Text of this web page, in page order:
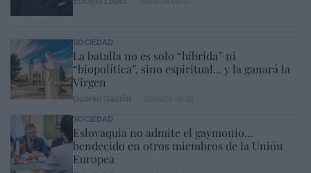
SOCIEDAD
La batalla no es solo “híbrida” ni
“biopolítica”, sino espiritual... y la ganará la
Virgen
SOCIEDAD
Eslovaquia no admite el gaymonio...
bendecido en otros miembros de la Unión
Europea